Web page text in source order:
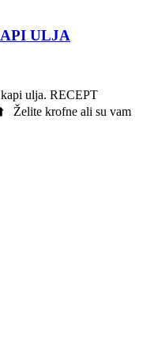
ULJA
ulja. RECEPT
krofne ali su vam